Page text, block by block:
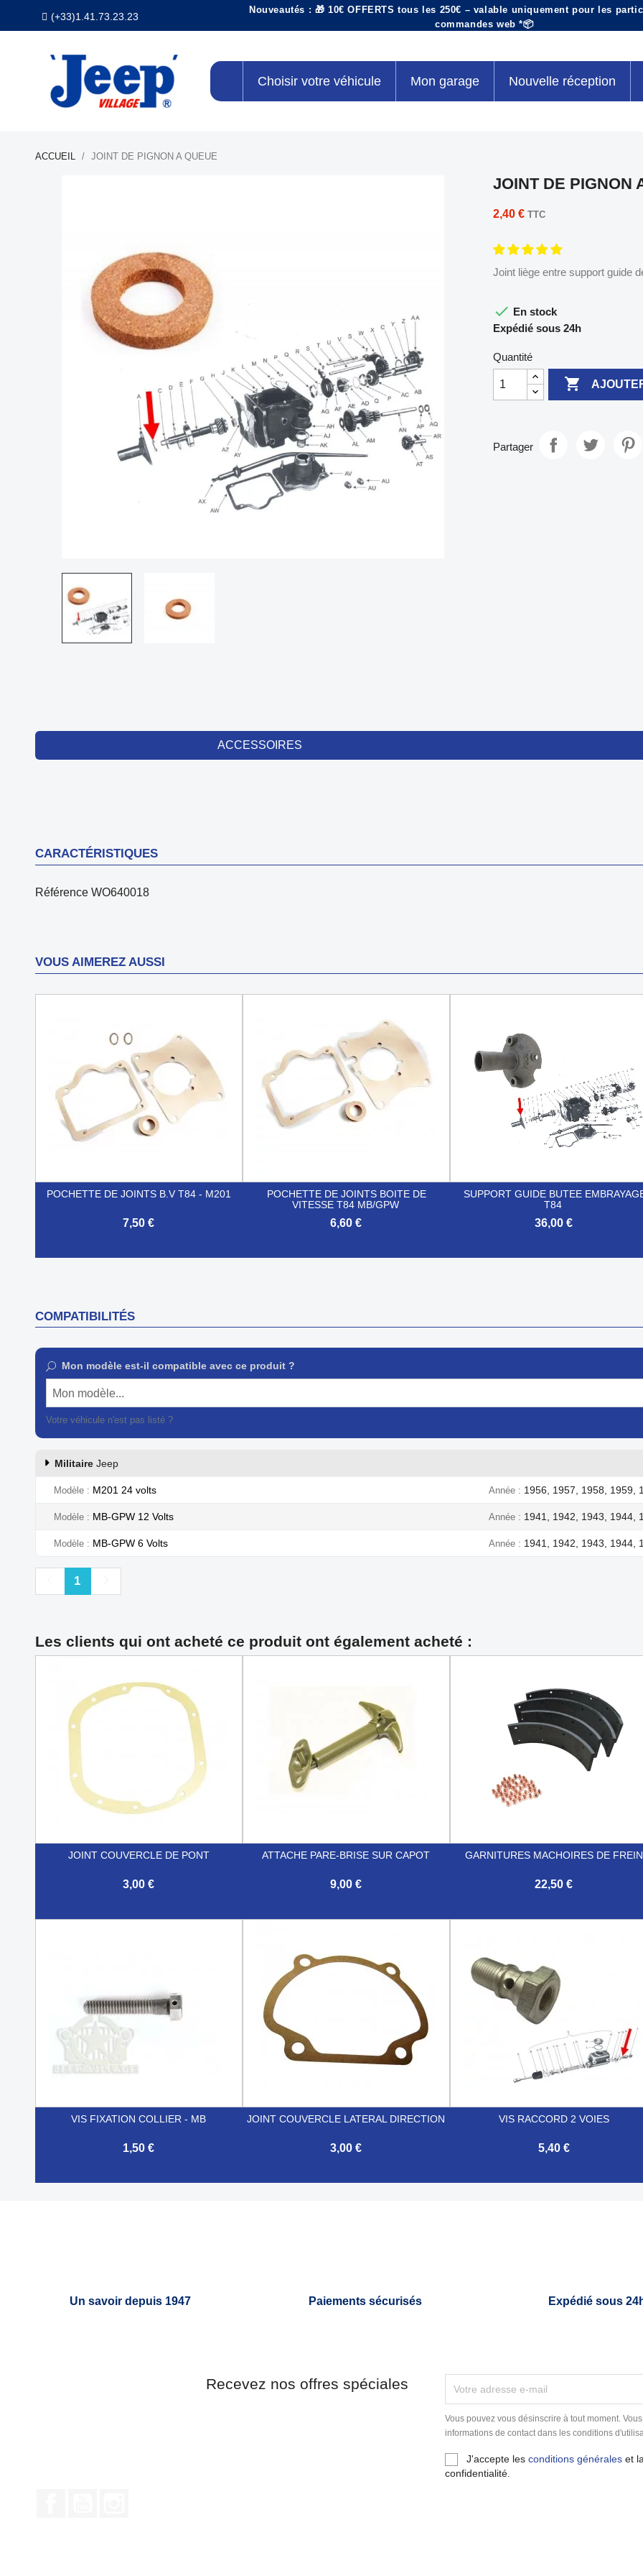
(+33)1.41.73.23.23
Nouveautés : 🎁 10€ OFFERTS tous les 250€ – valable uniquement pour les
commandes web *📦
Choisir votre véhicule Mon garage Nouvelle réception
ACCUEIL JOINT DE PIGNON A QUEUE
JOINT DE PIGNON
2,40 € TTC
Joint liège entre support guide
 En stock
Expédié sous 24h
Quantité

Partager
ACCESSOIRES
CARACTÉRISTIQUES
Référence WO640018
VOUS AIMEREZ AUSSI
POCHETTE DE JOINTS B.V T84 - M201
7,50 €
POCHETTE DE JOINTS BOITE DE
VITESSE T84 MB/GPW
6,60 €
SUPPORT GUIDE BUTEE
T84
36,00 €
COMPATIBILITÉS
Mon modèle est-il compatible avec ce produit ?
Mon modèle...
Votre véhicule n'est pas listé ?
Militaire Jeep
Modèle M201 24 volts Année 1956, 1957, 1958, 1959,
Modèle MB-GPW 12 Volts Année 1941, 1942, 1943, 1944,
Modèle MB-GPW 6 Volts Année 1941, 1942, 1943, 1944,
Précédent
1
Les clients qui ont acheté ce produit ont également acheté :
JOINT COUVERCLE DE PONT
3,00 €
ATTACHE PARE-BRISE SUR CAPOT
9,00 €
GARNITURES MACHOIRES DE FREIN
22,50 €
VIS FIXATION COLLIER - MB
1,50 €
JOINT COUVERCLE LATERAL DIRECTION
3,00 €
VIS RACCORD 2 VOIES
5,40 €
Un savoir depuis 1947 Paiements sécurisés Expédié sous
Recevez nos offres spéciales
Vous pouvez vous désinscrire à tout moment.
informations de contact dans les conditions
J'accepte lesconditions générales et
confidentialité.